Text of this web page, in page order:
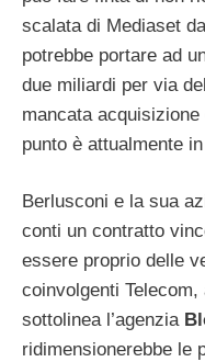
scalata di Mediaset
potrebbe portare ad
due miliardi per via
mancata acquisizione
punto è attualmente
Berlusconi e la sua
conti un contratto
essere proprio delle
coinvolgenti
sottolinea l’agenzia
ridimensionerebbe le